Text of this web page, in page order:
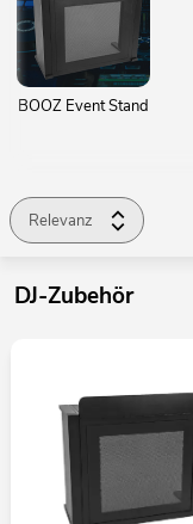
BOOZ Event Stand
Relevanz
DJ-Zubehör